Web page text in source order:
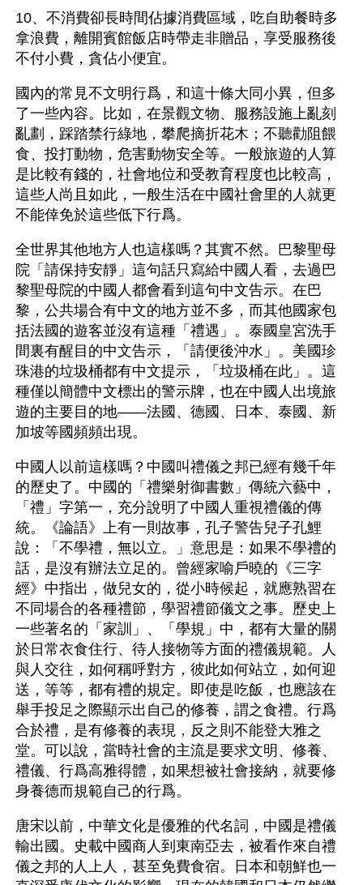
10、不消費卻長時間佔據消費區域，吃自助餐時多
拿浪費，離開賓館飯店時帶走非贈品，享受服務後
不付小費，貪佔小便宜。
國內的常見不文明行爲，和這十條大同小異，但多
了一些內容。比如，在景觀文物、服務設施上亂刻
亂劃，踩踏禁行綠地，攀爬摘折花木；不聽勸阻餵
食、投打動物，危害動物安全等。一般旅遊的人算
是比較有錢的，社會地位和受教育程度也比較高，
這些人尚且如此，一般生活在中國社會里的人就更
不能倖免於這些低下行爲。
全世界其他地方人也這樣嗎？其實不然。巴黎聖母
院「請保持安靜」這句話只寫給中國人看，去過巴
黎聖母院的中國人都會看到這句中文告示。在巴
黎，公共場合有中文的地方並不多，而其他國家包
括法國的遊客並沒有這種「禮遇」。泰國皇宮洗手
間裏有醒目的中文告示，「請便後沖水」。美國珍
珠港的垃圾桶都有中文提示，「垃圾桶在此」。這
種僅以簡體中文標出的警示牌，也在中國人出境旅
遊的主要目的地——法國、德國、日本、泰國、新
加坡等國頻頻出現。
中國人以前這樣嗎？中國叫禮儀之邦已經有幾千年
的歷史了。中國的「禮樂射御書數」傳統六藝中，
「禮」字第一，充分說明了中國人重視禮儀的傳
統。《論語》上有一則故事，孔子警告兒子孔鯉
說：「不學禮，無以立。」意思是：如果不學禮的
話，是沒有辦法立足的。曾經家喻戶曉的《三字
經》中指出，做兒女的，從小時候起，就應熟習在
不同場合的各種禮節，學習禮節儀文之事。歷史上
一些著名的「家訓」、「學規」中，都有大量的關
於日常衣食住行、待人接物等方面的禮儀規範。人
與人交往，如何稱呼對方，彼此如何站立，如何迎
送，等等，都有禮的規定。即使是吃飯，也應該在
舉手投足之際顯示出自己的修養，謂之食禮。行爲
合於禮，是有修養的表現，反之則不能登大雅之
堂。可以說，當時社會的主流是要求文明、修養、
禮儀、行爲高雅得體，如果想被社會接納，就要修
身養德而規範自己的行爲。
唐宋以前，中華文化是優雅的代名詞，中國是禮儀
輸出國。史載中國商人到東南亞去，被看作來自禮
儀之邦的人上人，甚至免費食宿。日本和朝鮮也一